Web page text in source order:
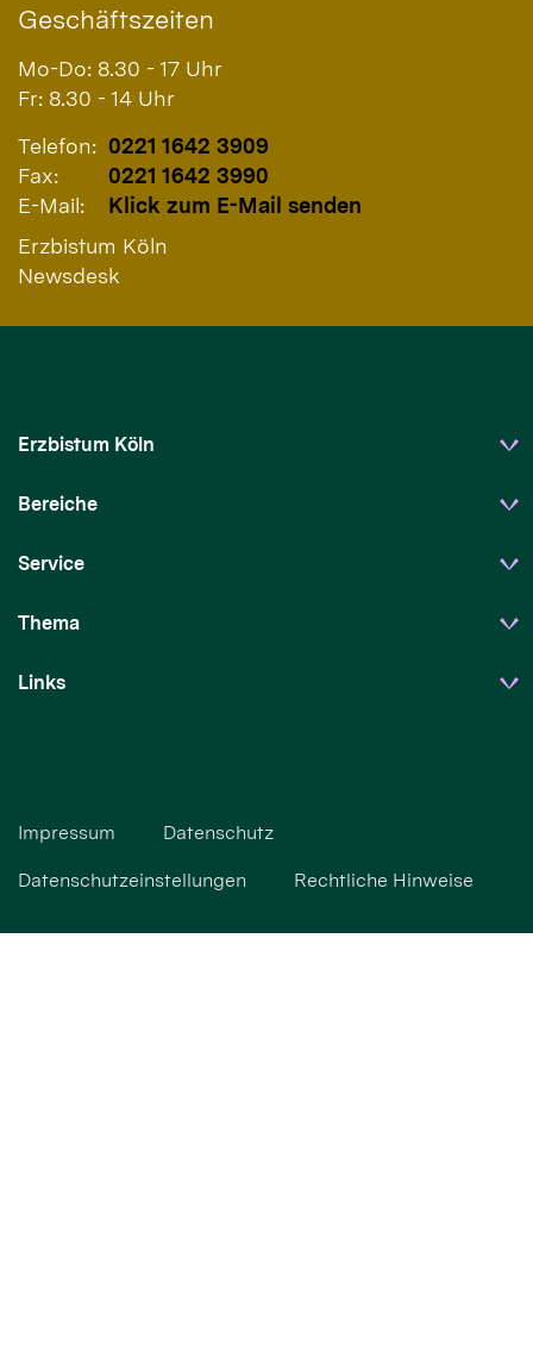
Geschäftszeiten
Mo-Do: 8.30 - 17 Uhr
Fr: 8.30 - 14 Uhr
Telefon: 0221 1642 3909
Fax:
0221 1642 3990
E-Mail:
Klick zum E-Mail senden
Erzbistum Köln
Newsdesk
Erzbistum Köln
Bereiche
Service
Thema
Links
Impressum Datenschutz
Datenschutzeinstellungen Rechtliche Hinweise